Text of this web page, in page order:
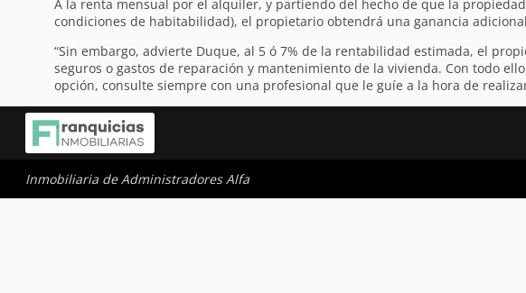
A la renta mensual por el alquiler, y partiendo del hecho de que la
condiciones de habitabilidad), el propietario obtendrá una ganancia
“Sin embargo, advierte Duque, al 5 ó 7% de la rentabilidad estimada, el
seguros o gastos de reparación y mantenimiento de la vivienda. Con todo
opción, consulte siempre con una profesional que le guíe a la hora de
Inmobiliaria de Administradores Alfa